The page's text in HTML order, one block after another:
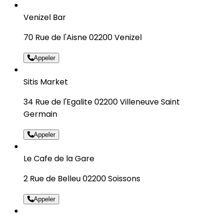
Venizel Bar
70 Rue de l'Aisne 02200 Venizel
Appeler
Sitis Market
34 Rue de l'Egalite 02200 Villeneuve Saint
Germain
Appeler
Le Cafe de la Gare
2 Rue de Belleu 02200 Soissons
Appeler